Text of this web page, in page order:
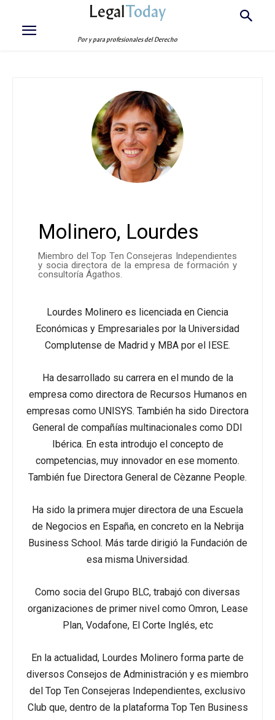
LegalToday
Por y para profesionales del Derecho
Molinero, Lourdes
Miembro del Top Ten Consejeras Independientes
y socia directora de la empresa de formación y
consultoría Ágathos.
Lourdes Molinero es licenciada en Ciencia
Económicas y Empresariales por la Universidad
Complutense de Madrid y MBA por el IESE.
Ha desarrollado su carrera en el mundo de la
empresa como directora de Recursos Humanos en
empresas como UNISYS. También ha sido Directora
General de compañías multinacionales como DDI
Ibérica. En esta introdujo el concepto de
competencias, muy innovador en ese momento.
También fue Directora General de Cèzanne People.
Ha sido la primera mujer directora de una Escuela
de Negocios en España, en concreto en la Nebrija
Business School. Más tarde dirigió la Fundación de
esa misma Universidad.
Como socia del Grupo BLC, trabajó con diversas
organizaciones de primer nivel como Omron, Lease
Plan, Vodafone, El Corte Inglés, etc
En la actualidad, Lourdes Molinero forma parte de
diversos Consejos de Administración y es miembro
del Top Ten Consejeras Independientes, exclusivo
Club que, dentro de la plataforma Top Ten Business